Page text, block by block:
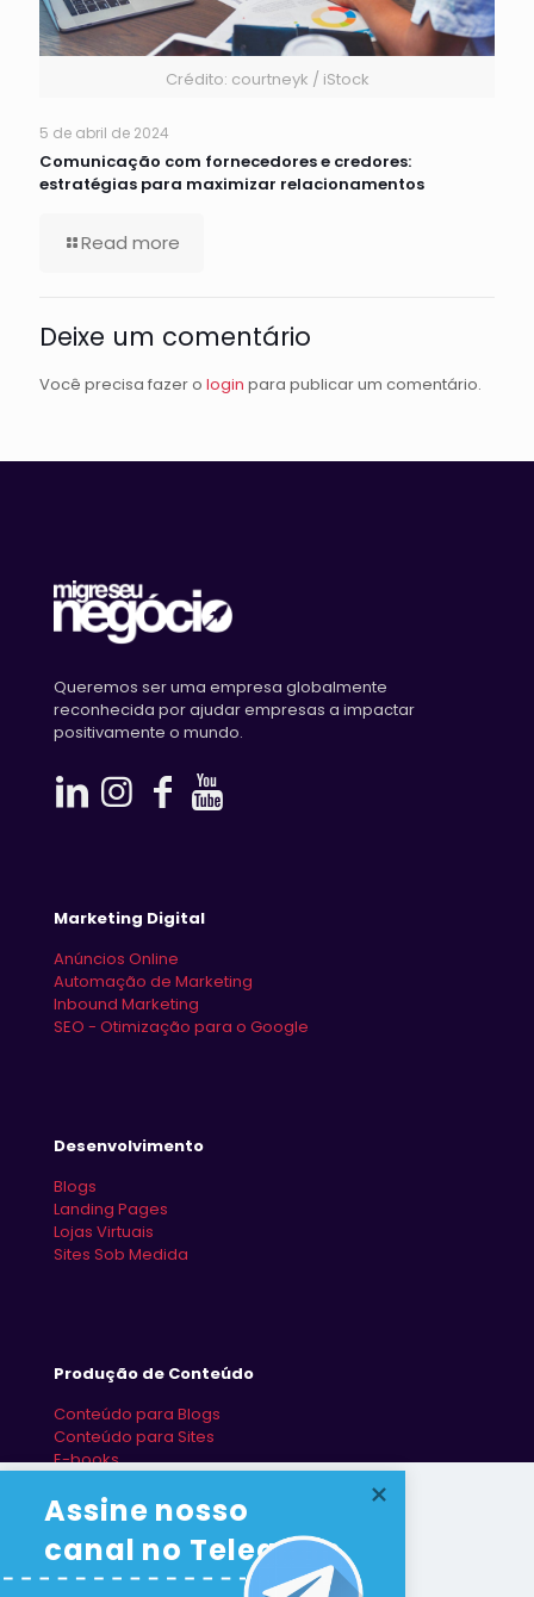
Crédito: courtneyk / iStock
5 de abril de 2024
Comunicação com fornecedores e credores:
estratégias para maximizar relacionamentos
Read more
Deixe um comentário
Você precisa fazer o login para publicar um comentário.
Queremos ser uma empresa globalmente
reconhecida por ajudar empresas a impactar
positivamente o mundo.
Marketing Digital
Anúncios Online
Automação de Marketing
Inbound Marketing
SEO - Otimização para o Google
Desenvolvimento
Blogs
Landing Pages
Lojas Virtuais
Sites Sob Medida
Produção de Conteúdo
Conteúdo para Blogs
Conteúdo para Sites
E-books
Assine nosso
canal no Telegram